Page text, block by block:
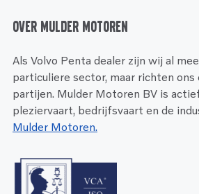
Over Mulder Motoren
Als Volvo Penta dealer zijn wij al
particuliere sector, maar richten ons
partijen. Mulder Motoren BV is
pleziervaart, bedrijfsvaart en de
Mulder Motoren.